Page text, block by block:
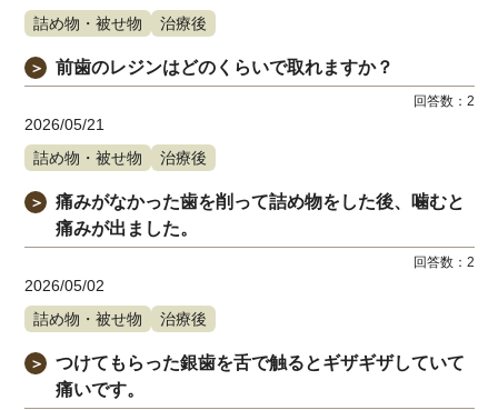
詰め物・被せ物
治療後
＞ 前歯のレジンはどのくらいで取れますか？
回答数： 2
2026/05/21
詰め物・被せ物
治療後
＞
痛みがなかった歯を削って詰め物をした後、噛むと
痛みが出ました。
回答数： 2
2026/05/02
詰め物・被せ物
治療後
＞
つけてもらった銀歯を舌で触るとギザギザしていて
痛いです。